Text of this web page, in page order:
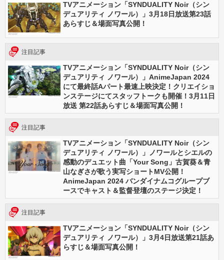
TVアニメーション「SYNDUALITY Noir（シン
デュアリティ ノワール）」3月18日放送第23話
あらすじ＆場面写真公開！
注目記事
TVアニメーション「SYNDUALITY Noir（シン
デュアリティ ノワール）」AnimeJapan 2024
にて最終話Aパート最速上映決定！クリエイショ
ンステージにてスタッフトークも開催！3月11日
放送 第22話あらすじ＆場面写真公開！
注目記事
TVアニメーション「SYNDUALITY Noir（シン
デュアリティ ノワール）」ノワールとシエルの
感動のデュエット曲「Your Song」古賀葵＆青
山なぎさが歌う実写ショートMV公開！
AnimeJapan 2024 バンダイナムコグループブ
ースでキャスト＆監督登壇のステージ決定！
注目記事
TVアニメーション「SYNDUALITY Noir（シン
デュアリティ ノワール）」3月4日放送第21話あ
らすじ＆場面写真公開！